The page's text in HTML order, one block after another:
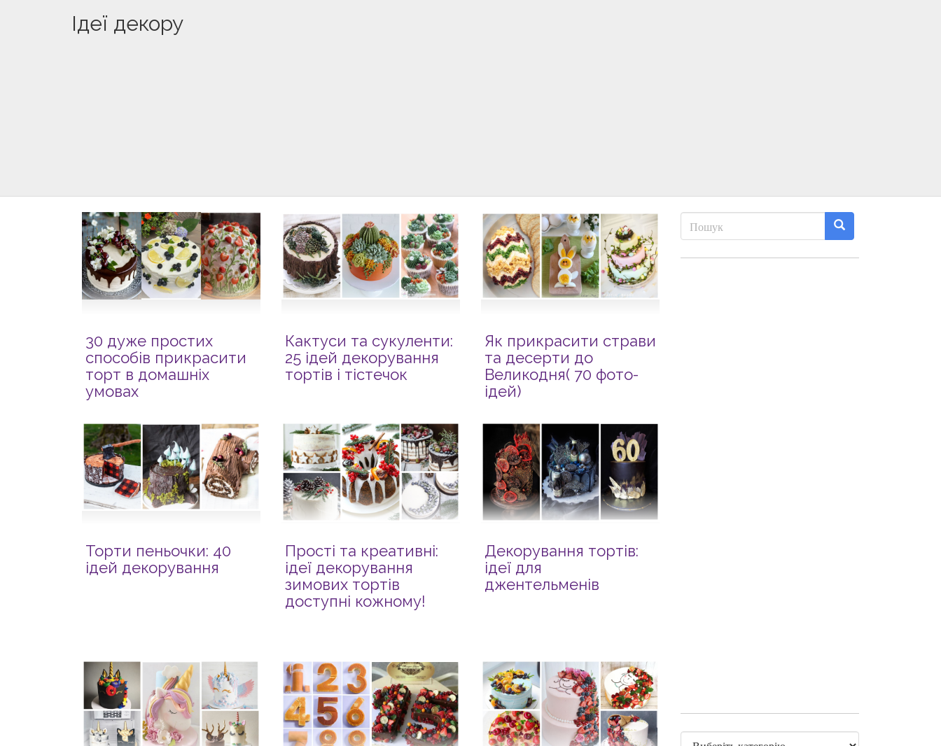
Ідеї декору
30 дуже простих
способів прикрасити
торт в домашніх
умовах
Кактуси та сукуленти:
25 ідей декорування
тортів і тістечок
Як прикрасити страви
та десерти до
Великодня( 70 фото-
ідей)
Торти пеньочки: 40
ідей декорування
Прості та креативні:
ідеї декорування
зимових тортів
доступні кожному!
Декорування тортів:
ідеї для
джентельменів